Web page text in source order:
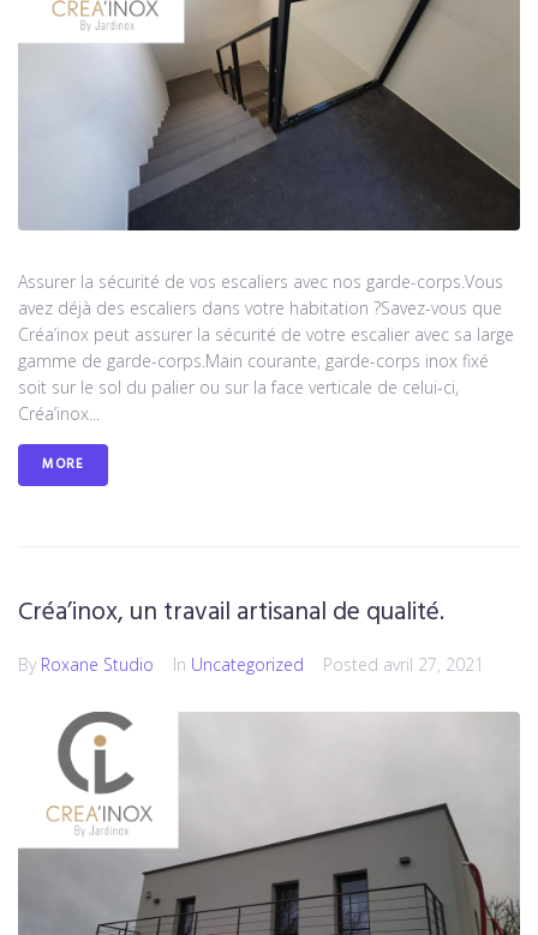
Assurer la sécurité de vos escaliers avec nos garde-corps.Vous
avez déjà des escaliers dans votre habitation ?Savez-vous que
Créa’inox peut assurer la sécurité de votre escalier avec sa large
gamme de garde-corps.Main courante, garde-corps inox fixé
soit sur le sol du palier ou sur la face verticale de celui-ci,
Créa’inox...
MORE
Créa’inox, un travail artisanal de qualité.
By Roxane Studio In Uncategorized Posted avril 27, 2021